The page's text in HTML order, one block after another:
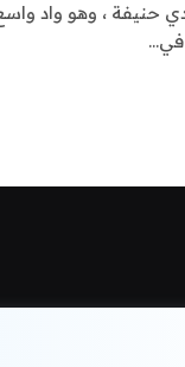
حنيفة ، وهو واد
في…